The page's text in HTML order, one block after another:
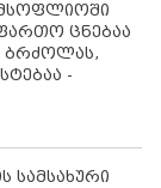
ცნებაა
ბრძოლას,
-
სამსახური